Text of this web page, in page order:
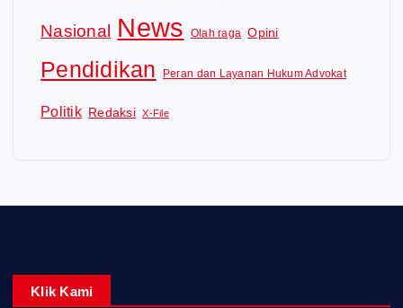
Nasional News Olah raga Opini
Pendidikan Peran dan Layanan Hukum Advokat
Politik Redaksi X-File
Klik Kami